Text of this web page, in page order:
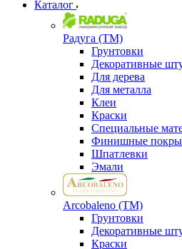
Каталог
Радуга (ТМ)
Грунтовки
Декоративные
Для дерева
Для металла
Клеи
Краски
Специальные
Финишные
Шпатлевки
Эмали
Arcobaleno (ТМ)
Грунтовки
Декоративные
Краски